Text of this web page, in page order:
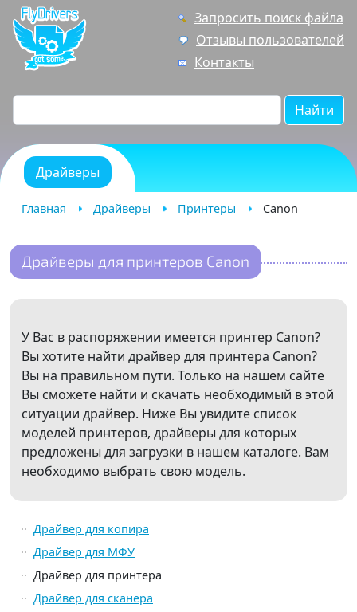
Запросить поиск файла
Отзывы пользователей
Контакты
Найти
Драйверы
Главная Драйверы Принтеры Canon
Драйверы для принтеров Canon
У Вас в распоряжении имеется принтер Canon?
Вы хотите найти драйвер для принтера Canon?
Вы на правильном пути. Только на нашем сайте
Вы сможете найти и скачать необходимый в этой
ситуации драйвер. Ниже Вы увидите список
моделей принтеров, драйверы для которых
предложены для загрузки в нашем каталоге. Вам
необходимо выбрать свою модель.
Драйвер для копира
Драйвер для МФУ
Драйвер для принтера
Драйвер для сканера